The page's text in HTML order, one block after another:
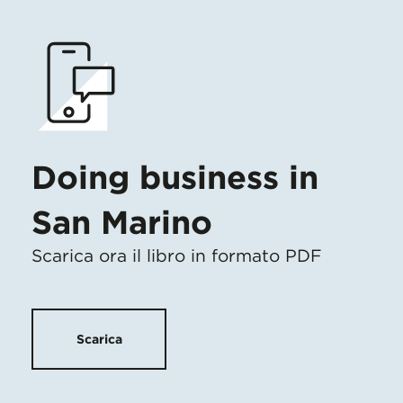
Doing business in
San Marino
Scarica ora il libro in formato PDF
Scarica